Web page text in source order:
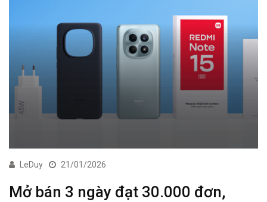
LeDuy 21/01/2026
Mở bán 3 ngày đạt 30.000 đơn,